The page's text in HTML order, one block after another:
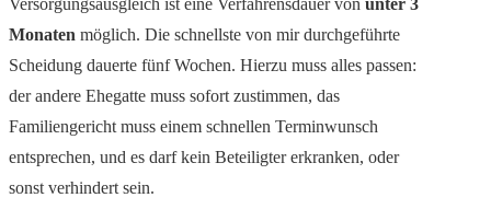
Versorgungsausgleich ist eine Verfahrensdauer von unter 3
Monaten möglich. Die schnellste von mir durchgeführte
Scheidung dauerte fünf Wochen. Hierzu muss alles passen:
der andere Ehegatte muss sofort zustimmen, das
Familiengericht muss einem schnellen Terminwunsch
entsprechen, und es darf kein Beteiligter erkranken, oder
sonst verhindert sein.